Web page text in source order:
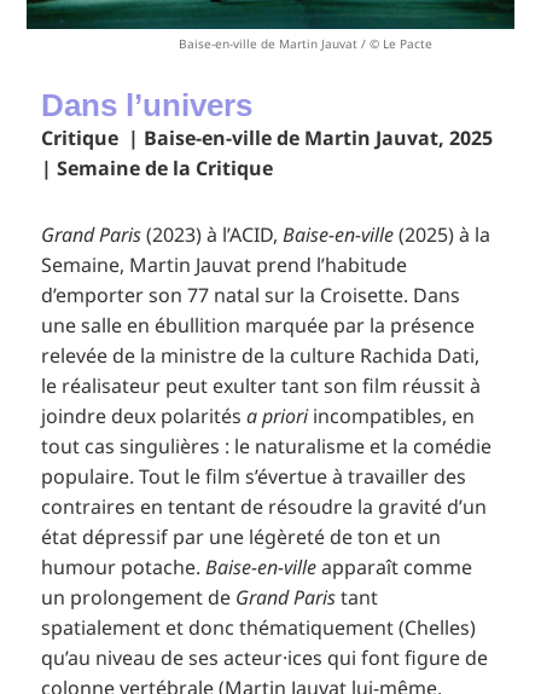
Baise-en-ville de Martin Jauvat / © Le Pacte
Dans l’univers
Critique | Baise-en-ville de Martin Jauvat, 2025
| Semaine de la Critique
Grand Paris(2023) à l’ACID,Baise-en-ville(2025) à la
Semaine, Martin Jauvat prend l’habitude
d’emporter son 77 natal sur la Croisette. Dans
une salle en ébullition marquée par la présence
relevée de la ministre de la culture Rachida Dati,
le réalisateur peut exulter tant son film réussit à
joindre deux polaritésa prioriincompatibles, en
tout cas singulières : le naturalisme et la comédie
populaire. Tout le film s’évertue à travailler des
contraires en tentant de résoudre la gravité d’un
état dépressif par une légèreté de ton et un
humour potache.Baise-en-villeapparaît comme
un prolongement de Grand Paristant
spatialement et donc thématiquement (Chelles)
qu’au niveau de ses acteur·ices qui font figure de
colonne vertébrale (Martin Jauvat lui-même,